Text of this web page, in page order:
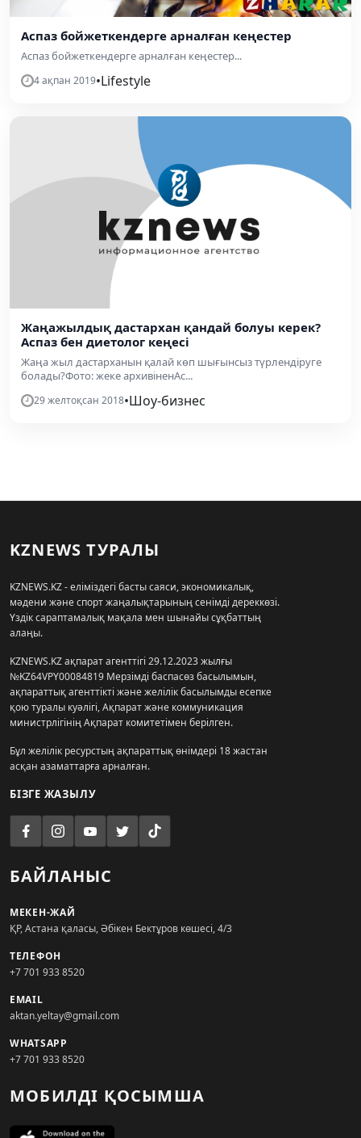
Аспаз бойжеткендерге арналған кеңестер
Аспаз бойжеткендерге арналған кеңестер...
4 ақпан 2019•Lifestyle
Жаңажылдық дастархан қандай болуы керек?
Аспаз бен диетолог кеңесі
Жаңа жыл дастарханын қалай көп шығынсыз түрлендіруге
болады?Фото: жеке архивіненАс...
29 желтоқсан 2018•Шоу-бизнес
KZNEWS ТУРАЛЫ
KZNEWS.KZ - еліміздегі басты саяси, экономикалық,
мәдени және спорт жаңалықтарының сенімді дереккөзі.
Үздік сараптамалық мақала мен шынайы сұқбаттың
алаңы.
KZNEWS.KZ ақпарат агенттігі 29.12.2023 жылғы
№KZ64VPY00084819 Мерзімді баспасөз басылымын,
ақпараттық агенттікті және желілік басылымды есепке
қою туралы куәлігі, Ақпарат және коммуникация
министрлігінің Ақпарат комитетімен берілген.
Бұл желілік ресурстың ақпараттық өнімдері 18 жастан
асқан азаматтарға арналған.
БІЗГЕ ЖАЗЫЛУ
БАЙЛАНЫС
МЕКЕН-ЖАЙ
ҚР, Астана қаласы, Әбікен Бектұров көшесі, 4/3
ТЕЛЕФОН
+7 701 933 8520
EMAIL
aktan.yeltay@gmail.com
WHATSAPP
+7 701 933 8520
МОБИЛДІ ҚОСЫМША